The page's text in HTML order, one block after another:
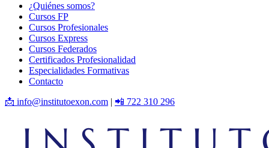
¿Quiénes somos?
Cursos FP
Cursos Profesionales
Cursos Express
Cursos Federados
Certificados Profesionalidad
Especialidades Formativas
Contacto
📩 info@institutoexon.com | 📲 722 310 296